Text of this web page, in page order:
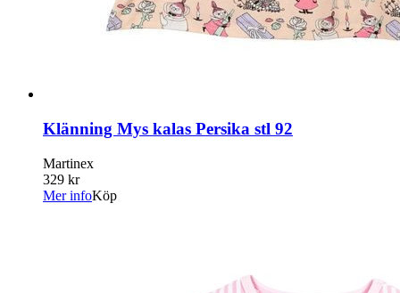
Klänning Mys kalas Persika stl 92
Martinex
329 kr
Mer infoKöp